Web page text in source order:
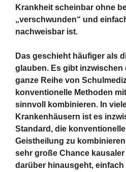
Krankheit scheinbar ohne
„verschwunden“ und
nachweisbar ist.
Das geschieht häufiger als
glauben. Es gibt inzwischen
ganze Reihe von
konventionelle Methoden
sinnvoll kombinieren. In
Krankenhäusern ist es
Standard, die
Geistheilung zu
sehr große Chance
darüber hinausgeht, einfach